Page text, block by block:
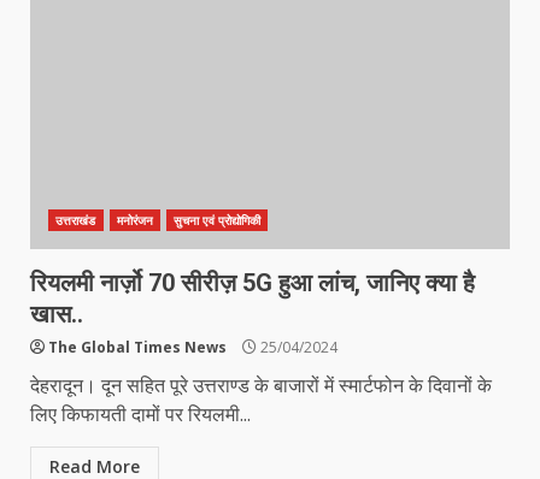
उत्तराखंड मनोरंजन सुचना एवं प्रोद्योगिकी
रियलमी नार्ज़ो 70 सीरीज़ 5G हुआ लांच, जानिए क्या है
खास..
The Global Times News 25/04/2024
देहरादून। दून सहित पूरे उत्तराण्ड के बाजारों में स्मार्टफोन के दिवानों के
लिए किफायती दामों पर रियलमी...
Read More